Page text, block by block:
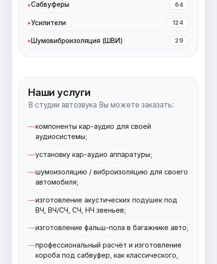
Сабвуферы 64
Усилители 124
Шумовиброизоляция (ШВИ) 29
Наши услуги
В студии автозвука Вы можете заказать:
компоненты кар-аудио для своей
аудиосистемы;
установку кар-аудио аппаратуры;
шумоизоляцию / виброизоляцию для своего
автомобиля;
изготовление акустических подушек под
ВЧ, ВЧ/СЧ, СЧ, НЧ звеньев;
изготовление фальш-пола в багажнике авто;
профессиональный расчёт и изготовление
короба под сабвуфер, как классического,